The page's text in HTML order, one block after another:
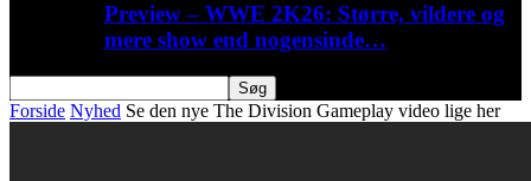
Preview – WWE 2K26: Større, vildere og
mere show end nogensinde…
Forside Nyhed Se den nye The Division Gameplay video lige her